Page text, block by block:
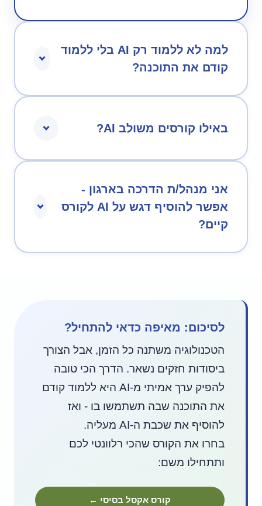
למה לא ללמוד רק AI בלי ללמוד
קודם את התוכנה?
באילו קורסים משולב AI?
אני מנהל/ת הדרכה בארגון -
אפשר להוסיף דגש על AI לקורס
קיים?
לסיכום: מאיפה כדאי להתחיל?
הטכנולוגיה משתנה כל הזמן, אבל הצורך
ביסודות חזקים נשאר. הדרך הכי טובה
להפיק ערך אמיתי מ-AI היא ללמוד קודם
את התוכנה שבה תשתמשו בו - ואז
להוסיף את שכבת ה-AI מעליה.
בחרו את הקורס שהכי רלוונטי לכם
ותתחילו משם:
קורס אקסל בסיסי ←